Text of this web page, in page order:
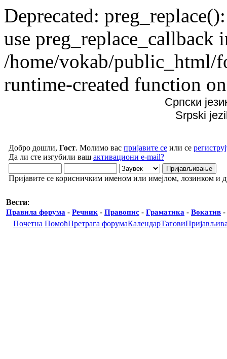
Deprecated:
use preg_replace_callback
/home/vokab/public_html/
runtime-created function
Српски
Srpski
Добро дошли, Гост. Молимо вас пријавите се или се
Да ли сте изгубили ваш активациони e-mail?
Пријавите се корисничким именом или имејлом, лозинком и
Вести:
Правила форума - Речник - Правопис - Граматика - Вокатив -
Почетна ПомоћПретрага форумаКалендарТагови